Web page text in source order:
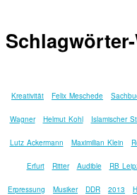
Kreativität Felix Meschede
Wagner Helmut Kohl Islamischer
Lutz Ackermann Maximilian Klein
Erfurt Ritter Audible RB
Erpressung Musiker DDR 2013